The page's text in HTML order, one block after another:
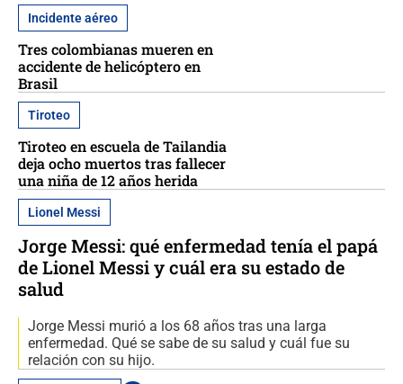
Incidente aéreo
Tres colombianas mueren en
accidente de helicóptero en
Brasil
Tiroteo
Tiroteo en escuela de Tailandia
deja ocho muertos tras fallecer
una niña de 12 años herida
Lionel Messi
Jorge Messi: qué enfermedad tenía el papá
de Lionel Messi y cuál era su estado de
salud
Jorge Messi murió a los 68 años tras una larga
enfermedad. Qué se sabe de su salud y cuál fue su
relación con su hijo.